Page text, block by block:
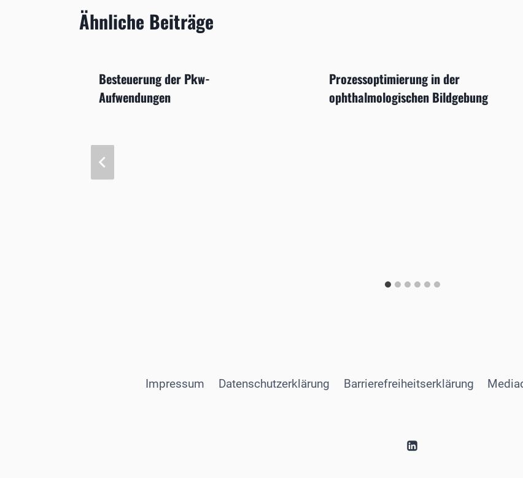
Ähnliche Beiträge
Besteuerung der Pkw-
Aufwendungen
Prozessoptimierung in der
ophthalmologischen Bildgebung
Impressum Datenschutzerklärung Barrierefreiheitserklärung